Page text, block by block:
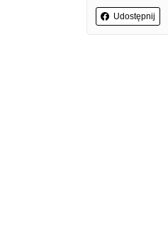
Udostępnij